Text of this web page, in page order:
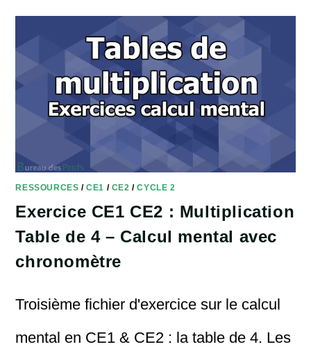
RESSOURCES /CE1 / CE2 /CYCLE 2
Exercice CE1 CE2 : Multiplication
Table de 4 – Calcul mental avec
chronomètre
Troisième fichier d'exercice sur le calcul
mental en CE1 & CE2 : la table de 4. Les